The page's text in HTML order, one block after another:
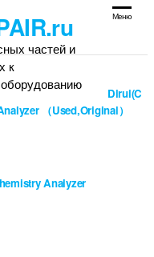
частей и
к
Меню
Dirui(C
（Used,Original）
Analyzer